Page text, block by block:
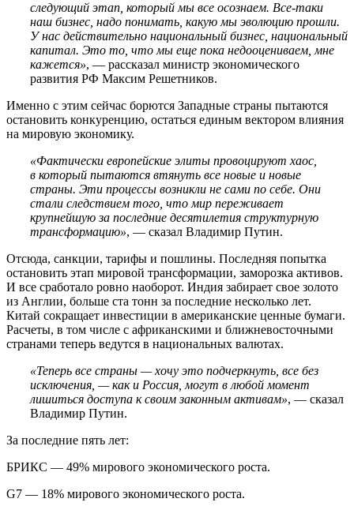
следующий этап, который мы все осознаем. Все-таки
наш бизнес, надо понимать, какую мы эволюцию прошли.
У нас действительно национальный бизнес, национальный
капитал. Это то, что мы еще пока недооцениваем, мне
кажется», — рассказал министр экономического
развития РФ Максим Решетников.
Именно с этим сейчас борются Западные страны пытаются
остановить конкуренцию, остаться единым вектором влияния
на мировую экономику.
«Фактически европейские элиты провоцируют хаос,
в который пытаются втянуть все новые и новые
страны. Эти процессы возникли не сами по себе. Они
стали следствием того, что мир переживает
крупнейшую за последние десятилетия структурную
трансформацию», — сказал Владимир Путин.
Отсюда, санкции, тарифы и пошлины. Последняя попытка
остановить этап мировой трансформации, заморозка активов.
И все сработало ровно наоборот. Индия забирает свое золото
из Англии, больше ста тонн за последние несколько лет.
Китай сокращает инвестиции в американские ценные бумаги.
Расчеты, в том числе с африканскими и ближневосточными
странами теперь ведутся в национальных валютах.
«Теперь все страны — хочу это подчеркнуть, все без
исключения, — как и Россия, могут в любой момент
лишиться доступа к своим законным активам», — сказал
Владимир Путин.
За последние пять лет:
БРИКС — 49% мирового экономического роста.
G7 — 18% мирового экономического роста.